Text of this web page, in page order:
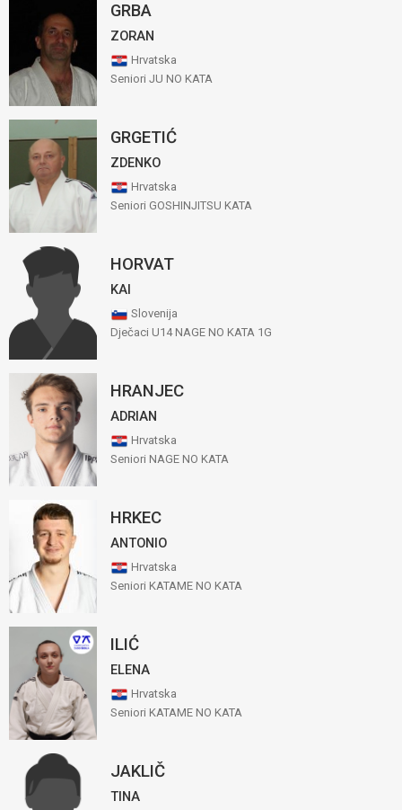
GRBA
ZORAN
Hrvatska
Seniori JU NO KATA
GRGETIĆ
ZDENKO
Hrvatska
Seniori GOSHINJITSU KATA
HORVAT
KAI
Slovenija
Dječaci U14 NAGE NO KATA 1G
HRANJEC
ADRIAN
Hrvatska
Seniori NAGE NO KATA
HRKEC
ANTONIO
Hrvatska
Seniori KATAME NO KATA
ILIĆ
ELENA
Hrvatska
Seniori KATAME NO KATA
JAKLIČ
TINA